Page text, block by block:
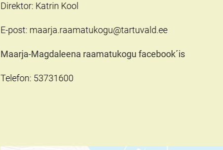
Direktor: Katrin Kool
E-post: maarja.raamatukogu@tartuvald.ee
Maarja-Magdaleena raamatukogu facebook´is
Telefon: 53731600